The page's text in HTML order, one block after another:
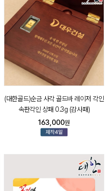
(대한골드)순금 사각 골드바 레이저 각인
속판각인 상패 0.3g (감사패)
163,000원